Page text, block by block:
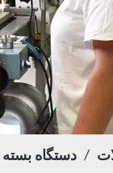
/ دستگاه بسته